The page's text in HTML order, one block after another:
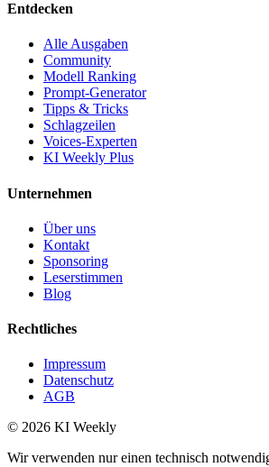
Entdecken
Alle Ausgaben
Community
Modell Ranking
Prompt-Generator
Tipps & Tricks
Schlagzeilen
Voices-Experten
KI Weekly Plus
Unternehmen
Über uns
Kontakt
Sponsoring
Leserstimmen
Blog
Rechtliches
Impressum
Datenschutz
AGB
© 2026 KI Weekly
Wir verwenden nur einen technisch